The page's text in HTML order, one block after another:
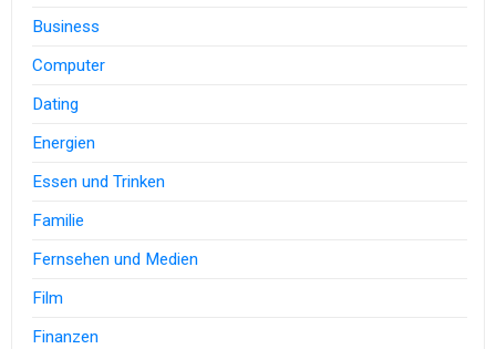
Business
Computer
Dating
Energien
Essen und Trinken
Familie
Fernsehen und Medien
Film
Finanzen